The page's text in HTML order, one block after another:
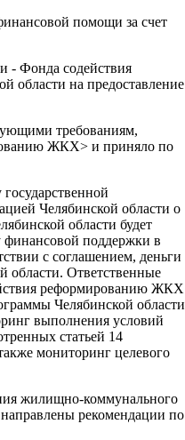
помощи за счет
- Фонда содействия
области на предоставление
требованиям,
ЖКХ> и приняло по
Челябинской области о
области будет
финансовой поддержки в
с соглашением, деньги
области. Ответственные
реформированию ЖКХ
Челябинской области
выполнения условий
статьей 14
мониторинг целевого
жилищно-коммунального
направлены рекомендации по